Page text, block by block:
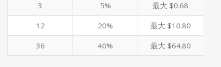
3 5% 最大 $0.68
12 20% 最大 $10.80
36 40% 最大 $64.80